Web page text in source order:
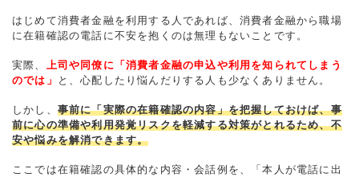
はじめて消費者金融を利用する人であれば、消費者金融から職場
に在籍確認の電話に不安を抱くのは無理もないことです。
実際、
上司や同僚に「消費者金融の申込や利用を知られてしまう
のでは」
と、心配したり悩んだりする人も少なくありません。
しかし、 事前に「実際の在籍確認の内容」を把握しておけば、事
前に心の準備や利用発覚リスクを軽減する対策がとれるため、不
安や悩みを解消できます。
ここでは在籍確認の具体的な内容・会話例を、「本人が電話に出